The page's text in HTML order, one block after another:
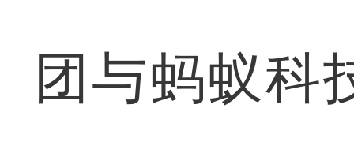
团与蚂蚁科